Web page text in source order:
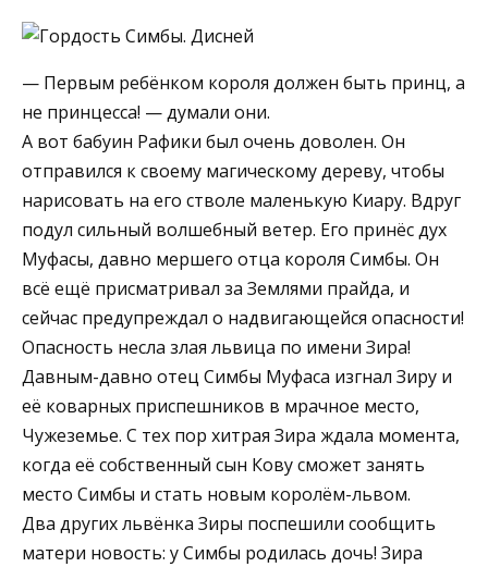
— Первым ребёнком короля должен быть принц, а
не принцесса! — думали они.
А вот бабуин Рафики был очень доволен. Он
отправился к своему магическому дереву, чтобы
нарисовать на его стволе маленькую Киару. Вдруг
подул сильный волшебный ветер. Его принёс дух
Муфасы, давно мершего отца короля Симбы. Он
всё ещё присматривал за Землями прайда, и
сейчас предупреждал о надвигающейся опасности!
Опасность несла злая львица по имени Зира!
Давным-давно отец Симбы Муфаса изгнал Зиру и
её коварных приспешников в мрачное место,
Чужеземье. С тех пор хитрая Зира ждала момента,
когда её собственный сын Кову сможет занять
место Симбы и стать новым королём-львом.
Два других львёнка Зиры поспешили сообщить
матери новость: у Симбы родилась дочь! Зира